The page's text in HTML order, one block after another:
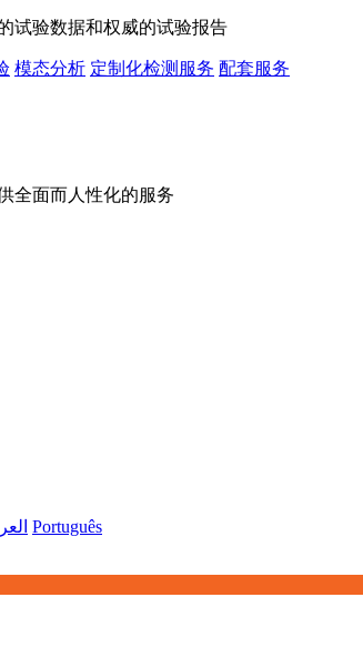
试验数据和权威的试验报告
模态分析 定制化检测服务 配套服务
全面而人性化的服务
Português